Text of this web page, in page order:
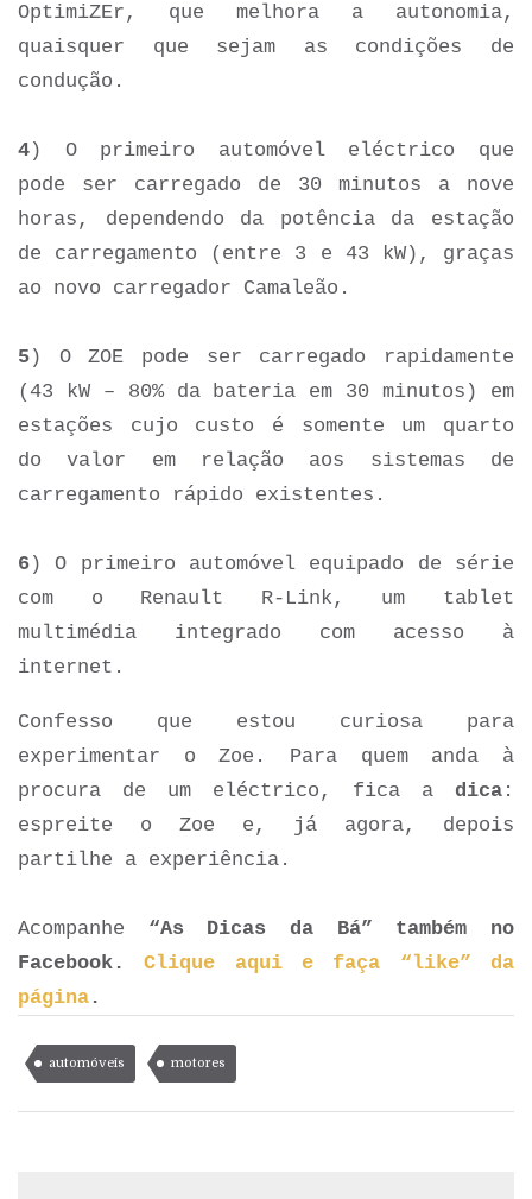
OptimiZEr, que melhora a autonomia,
quaisquer que sejam as condições de
condução.
4) O primeiro automóvel eléctrico que
pode ser carregado de 30 minutos a nove
horas, dependendo da potência da estação
de carregamento (entre 3 e 43 kW), graças
ao novo carregador Camaleão.
5) O ZOE pode ser carregado rapidamente
(43 kW – 80% da bateria em 30 minutos) em
estações cujo custo é somente um quarto
do valor em relação aos sistemas de
carregamento rápido existentes.
6) O primeiro automóvel equipado de série
com o Renault R-Link, um tablet
multimédia integrado com acesso à
internet.
Confesso que estou curiosa para
experimentar o Zoe. Para quem anda à
procura de um eléctrico, fica a dica :
espreite o Zoe e, já agora, depois
partilhe a experiência.
Acompanhe “As Dicas da Bá” também no
Facebook.Clique aqui e faça “like” da
página .
automóveis motores